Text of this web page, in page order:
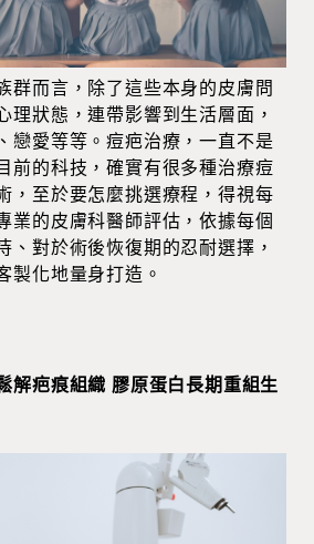
群而言，除了這些本身的皮膚問
理狀態，連帶影響到生活層面，
戀愛等等。痘疤治療，一直不是
前的科技，確實有很多種治療痘
，至於要怎麼挑選療程，得視每
業的皮膚科醫師評估，依據每個
、對於術後恢復期的忍耐選擇，
製化地量身打造。
解疤痕組織 膠原蛋白長期重組生